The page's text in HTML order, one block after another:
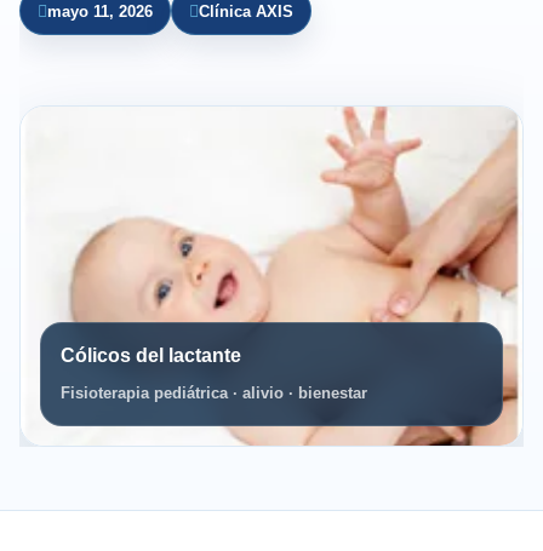
mayo 11, 2026 Clínica AXIS
Cólicos del lactante
Fisioterapia pediátrica · alivio · bienestar